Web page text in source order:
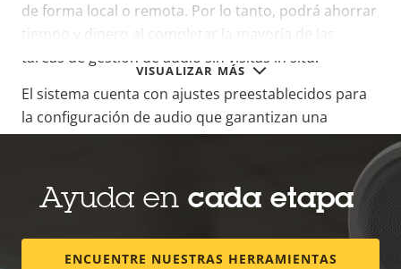
VISUALIZAR MÁS
de forma local o remota. Por lo tanto, podrá ahorrar
tiempo y dinero al completar la mayoría de las
tareas de gestión de audio sin visitas in situ.
El sistema cuenta con ajustes preestablecidos para
la configuración de audio que garantizan una
excelente calidad de sonido en la mayoría de los
colocar para configurar fácilmente los altavoces y las
zonas de audio. Y puede reconfigurarlos en tiempo
derechos de acceso separados para
Ayuda en cada etapa
ENCUENTRE NUESTRAS HERRAMIENTAS